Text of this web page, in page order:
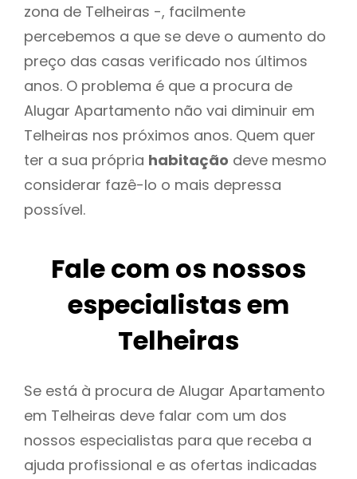
zona de Telheiras -, facilmente
percebemos a que se deve o aumento do
preço das casas verificado nos últimos
anos. O problema é que a procura de
Alugar Apartamento não vai diminuir em
Telheiras nos próximos anos. Quem quer
ter a sua própria habitação deve mesmo
considerar fazê-lo o mais depressa
possível.
Fale com os nossos
especialistas em
Telheiras
Se está à procura de Alugar Apartamento
em Telheiras deve falar com um dos
nossos especialistas para que receba a
ajuda profissional e as ofertas indicadas